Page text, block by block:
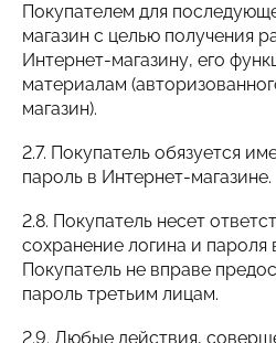
Покупателем для
магазин с целью получения
Интернет-магазину, его
материалам
магазин).
2.7. Покупатель обязуется
пароль в Интернет-магазине.
2.8. Покупатель несет
сохранение логина и пароля
Покупатель не вправе
пароль третьим лицам.
2.9. Любые действия,